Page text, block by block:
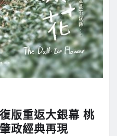
版重返大銀幕 桃
政經典再現